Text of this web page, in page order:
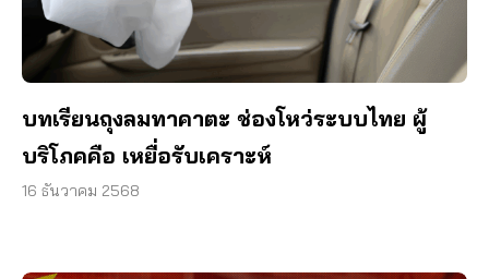
บทเรียนถุงลมทาคาตะ ช่องโหว่ระบบไทย ผู้
บริโภคคือ เหยื่อรับเคราะห์
16 ธันวาคม 2568